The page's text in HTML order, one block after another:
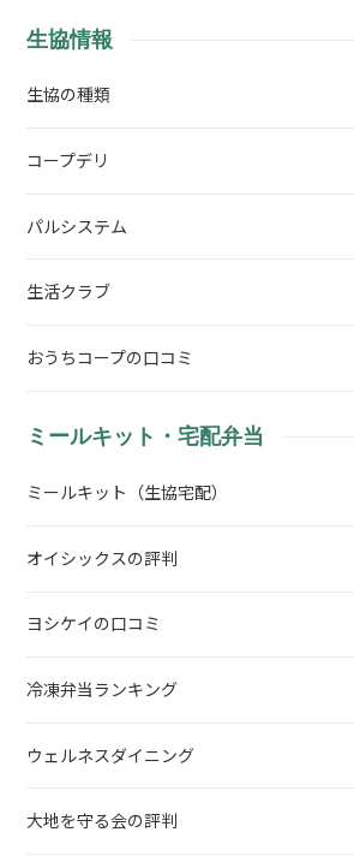
生協情報
生協の種類
コープデリ
パルシステム
生活クラブ
おうちコープの口コミ
ミールキット・宅配弁当
ミールキット（生協宅配）
オイシックスの評判
ヨシケイの口コミ
冷凍弁当ランキング
ウェルネスダイニング
大地を守る会の評判